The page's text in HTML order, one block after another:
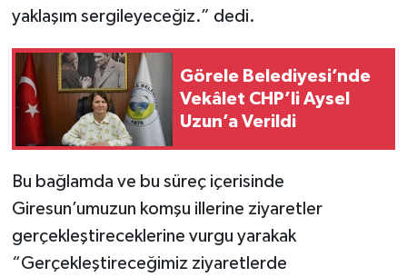
yaklaşım sergileyeceğiz.” dedi.
Görele Belediyesi’nde
Vekâlet CHP’li Aysel
Uzun’a Verildi
Bu bağlamda ve bu süreç içerisinde
Giresun’umuzun komşu illerine ziyaretler
gerçekleştireceklerine vurgu yarakak
“Gerçekleştireceğimiz ziyaretlerde